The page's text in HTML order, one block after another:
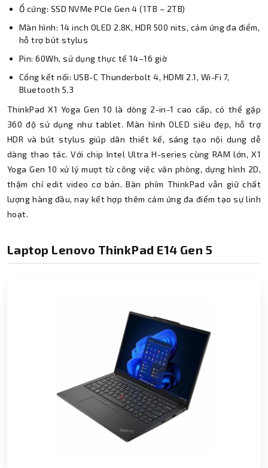
Ổ cứng: SSD NVMe PCIe Gen 4 (1TB – 2TB)
Màn hình: 14 inch OLED 2.8K, HDR 500 nits, cảm ứng đa điểm,
hỗ trợ bút stylus
Pin: 60Wh, sử dụng thực tế 14–16 giờ
Cổng kết nối: USB-C Thunderbolt 4, HDMI 2.1, Wi-Fi 7,
Bluetooth 5.3
ThinkPad X1 Yoga Gen 10 là dòng 2-in-1 cao cấp, có thể gập
360 độ sử dụng như tablet. Màn hình OLED siêu đẹp, hỗ trợ
HDR và bút stylus giúp dân thiết kế, sáng tạo nội dung dễ
dàng thao tác. Với chip Intel Ultra H-series cùng RAM lớn, X1
Yoga Gen 10 xử lý mượt từ công việc văn phòng, dựng hình 2D,
thậm chí edit video cơ bản. Bàn phím ThinkPad vẫn giữ chất
lượng hàng đầu, nay kết hợp thêm cảm ứng đa điểm tạo sự linh
hoạt.
Laptop Lenovo ThinkPad E14 Gen 5